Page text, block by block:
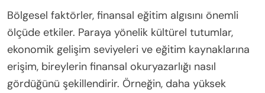
Bölgesel faktörler, finansal eğitim algısını önemli
ölçüde etkiler. Paraya yönelik kültürel tutumlar,
ekonomik gelişim seviyeleri ve eğitim kaynaklarına
erişim, bireylerin finansal okuryazarlığı nasıl
gördüğünü şekillendirir. Örneğin, daha yüksek